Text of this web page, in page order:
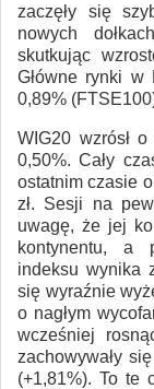
zaczęły się
nowych
skutkując
Główne rynki w
0,89%
WIG20 wzrósł
0,50%. Cały
ostatnim czasie
zł. Sesji na
uwagę, że jej
kontynentu, a
indeksu wynika
się wyraźnie
o nagłym
wcześniej
zachowywały
(+1,81%). To te